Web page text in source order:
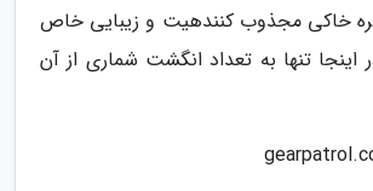
خاکی مجذوب کنندهیت و زیبایی خاص
اینجا تنها به تعداد انگشت شماری از آن